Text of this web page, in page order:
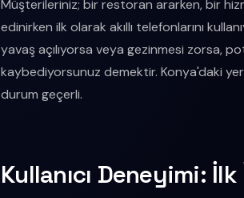
Müşterileriniz; bir restoran ararken, bir
edinirken ilk olarak akıllı telefonlarını
yavaş açılıyorsa veya gezinmesi zorsa,
kaybediyorsunuz demektir. Konya'daki
durum geçerli.
Kullanıcı Deneyimi: